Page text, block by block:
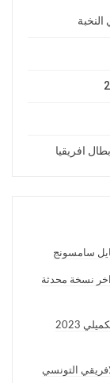
النخبة
افريقيا
نسخة محدثة
موقع نتائج التوجيهي التكميلي 2023
التونسي